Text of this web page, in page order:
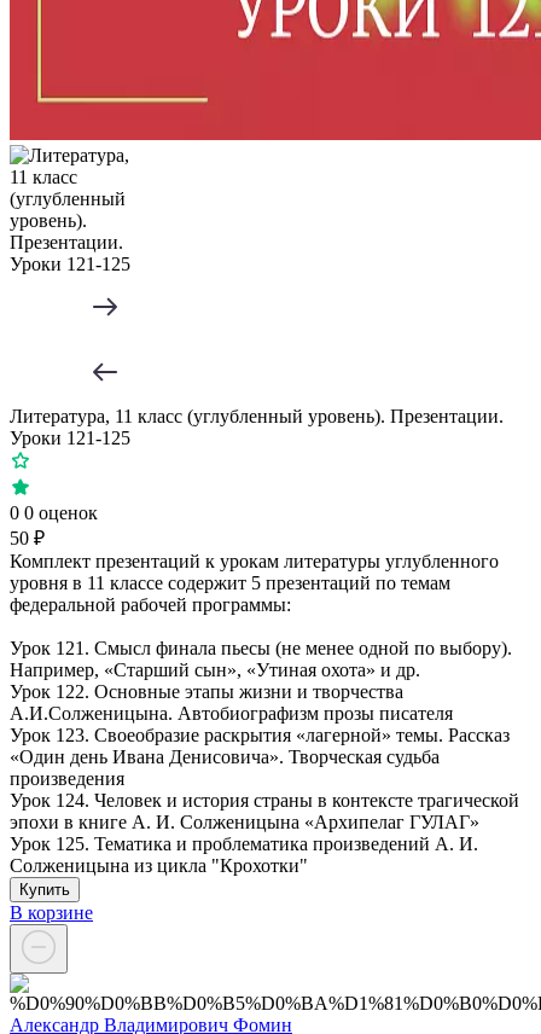
Литература, 11 класс (углубленный уровень). Презентации.
Уроки 121-125
0 0 оценок
50 ₽
Комплект презентаций к урокам литературы углубленного
уровня в 11 классе содержит 5 презентаций по темам
федеральной рабочей программы:
Урок 121. Смысл финала пьесы (не менее одной по выбору).
Например, «Старший сын», «Утиная охота» и др.
Урок 122. Основные этапы жизни и творчества
А.И.Солженицына. Автобиографизм прозы писателя
Урок 123. Своеобразие раскрытия «лагерной» темы. Рассказ
«Один день Ивана Денисовича». Творческая судьба
произведения
Урок 124. Человек и история страны в контексте трагической
эпохи в книге А. И. Солженицына «Архипелаг ГУЛАГ»
Урок 125. Тематика и проблематика произведений А. И.
Солженицына из цикла "Крохотки"
Купить
В корзине
Александр Владимирович Фомин